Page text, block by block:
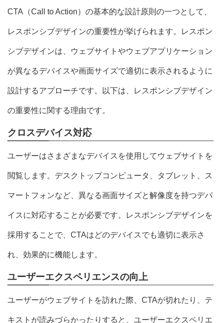
CTA（Call to Action）の基本的な設計原則の一つとして、
レスポンシブデザインの重要性が挙げられます。レスポン
シブデザインは、ウェブサイトやウェブアプリケーション
が異なるデバイスや画面サイズで適切に表示されるように
設計するアプローチです。以下は、レスポンシブデザイン
の重要性に関する理由です。
クロスデバイス対応
ユーザーはさまざまなデバイスを使用してウェブサイトを
閲覧します。デスクトップコンピュータ、タブレット、ス
マートフォンなど、異なる画面サイズと解像度を持つデバ
イスに対応することが必要です。レスポンシブデザインを
採用することで、CTAはどのデバイスでも適切に表示さ
れ、効果的に機能します。
ユーザーエクスペリエンスの向上
ユーザーがウェブサイトを訪れた際、CTAが切れたり、テ
キストが読みづらかったりすると、ユーザーエクスペリエ